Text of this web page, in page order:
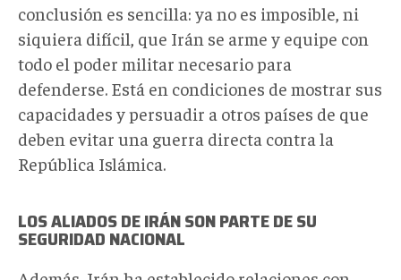
conclusión es sencilla: ya no es imposible, ni
siquiera difícil, que Irán se arme y equipe con
todo el poder militar necesario para
defenderse. Está en condiciones de mostrar sus
capacidades y persuadir a otros países de que
deben evitar una guerra directa contra la
República Islámica.
LOS ALIADOS DE IRÁN SON PARTE DE SU
SEGURIDAD NACIONAL